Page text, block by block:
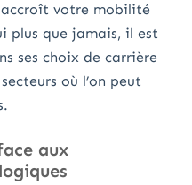
votre mobilité
plus que jamais, il est
ses choix de carrière
où l’on peut
aux